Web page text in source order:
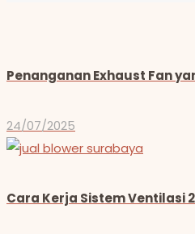
Penanganan Exhaust Fan
24/07/2025
Cara Kerja Sistem Ventilasi